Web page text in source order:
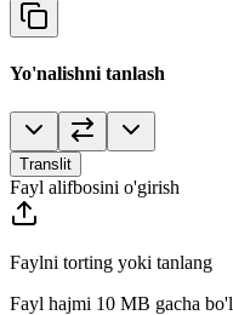
Yo'nalishni tanlash
Translit
Fayl alifbosini o'girish
Faylni torting yoki tanlang
Fayl hajmi 10 MB gacha